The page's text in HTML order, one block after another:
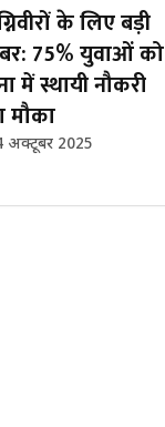
के लिए बड़ी
75% युवाओं को
में स्थायी नौकरी
मौका
अक्टूबर 2025